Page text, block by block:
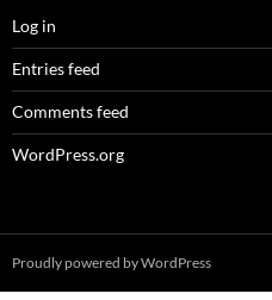
Log in
Entries feed
Comments feed
WordPress.org
Proudly powered by WordPress